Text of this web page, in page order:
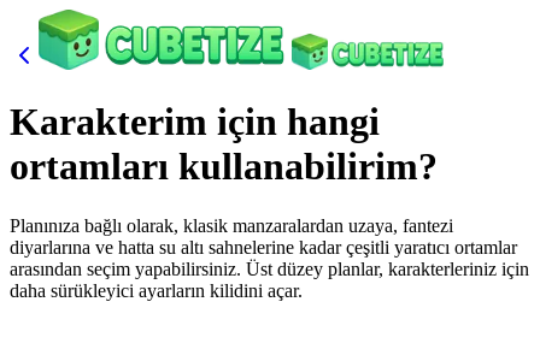
Karakterim için hangi
ortamları kullanabilirim?
Planınıza bağlı olarak, klasik manzaralardan uzaya, fantezi
diyarlarına ve hatta su altı sahnelerine kadar çeşitli yaratıcı ortamlar
arasından seçim yapabilirsiniz. Üst düzey planlar, karakterleriniz için
daha sürükleyici ayarların kilidini açar.